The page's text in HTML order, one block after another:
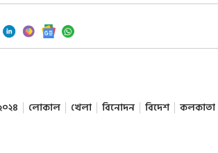
লোকাল খেলা বিনোদন বিদেশ কলকাতা